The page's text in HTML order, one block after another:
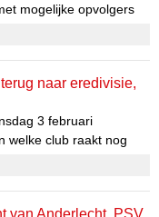
mogelijke opvolgers
dagen was er
AZ-trainer.
naar eredivisie,
3 februari
welke club raakt nog
blijf je op de hoogte!
van Anderlecht, PSV